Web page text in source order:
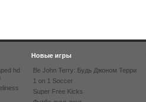
hd
Новые игры
Be John Terry: Будь Джоном Терри
1 on 1 Soccer
Super Free Kicks